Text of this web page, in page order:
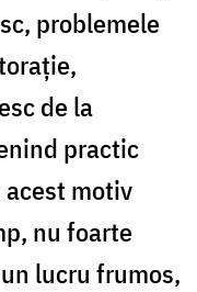
problemele
de la
practic
motiv
nu foarte
lucru frumos,